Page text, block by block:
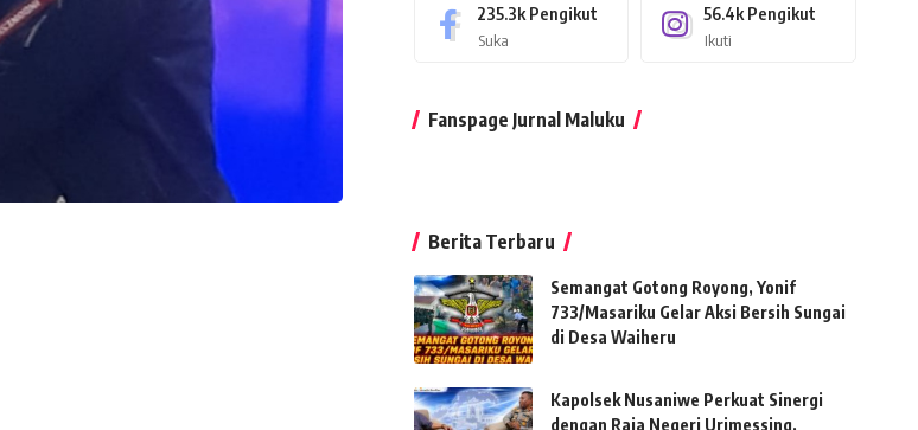
235.3k Pengikut
Suka
56.4k Pengikut
Ikuti
Fanspage Jurnal Maluku
Berita Terbaru
Semangat Gotong Royong, Yonif
733/Masariku Gelar Aksi Bersih Sungai
di Desa Waiheru
Kapolsek Nusaniwe Perkuat Sinergi
dengan Raja Negeri Urimessing,